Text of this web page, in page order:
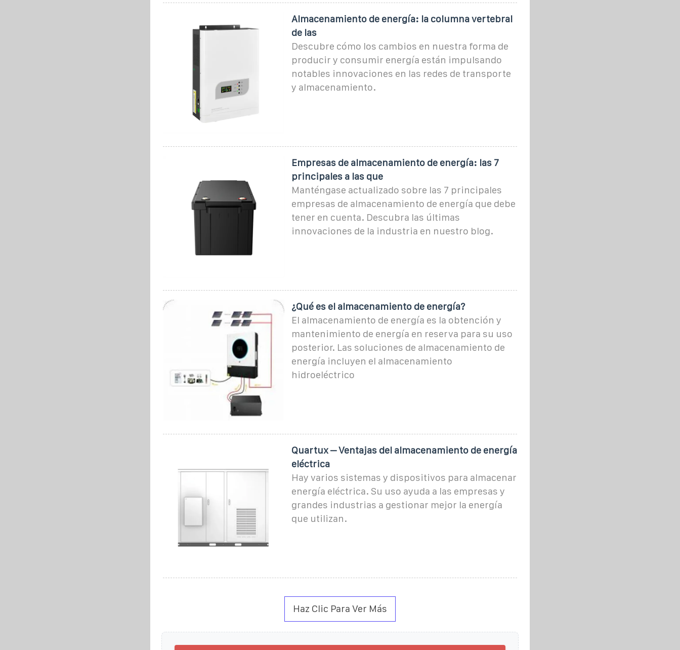
Almacenamiento de energía: la columna vertebral
de las
Descubre cómo los cambios en nuestra forma de
producir y consumir energía están impulsando
notables innovaciones en las redes de transporte
y almacenamiento.
Empresas de almacenamiento de energía: las 7
principales a las que
Manténgase actualizado sobre las 7 principales
empresas de almacenamiento de energía que debe
tener en cuenta. Descubra las últimas
innovaciones de la industria en nuestro blog.
¿Qué es el almacenamiento de energía?
El almacenamiento de energía es la obtención y
mantenimiento de energía en reserva para su uso
posterior. Las soluciones de almacenamiento de
energía incluyen el almacenamiento
hidroeléctrico
Quartux – Ventajas del almacenamiento de energía
eléctrica
Hay varios sistemas y dispositivos para almacenar
energía eléctrica. Su uso ayuda a las empresas y
grandes industrias a gestionar mejor la energía
que utilizan.
Haz Clic Para Ver Más